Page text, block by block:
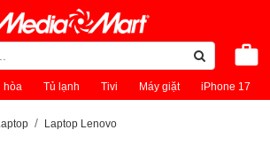
hòa Tủ lạnh Tivi Máy giặt iPhone 17
Laptop Lenovo